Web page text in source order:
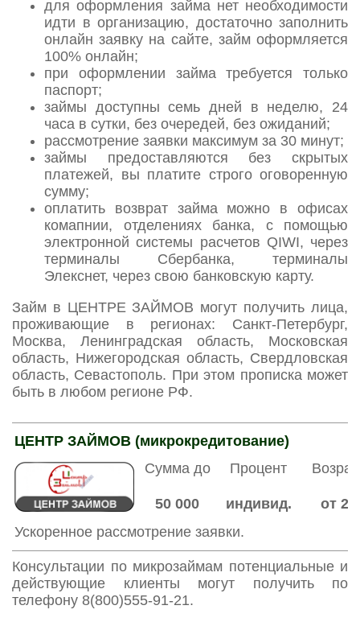
для оформления займа нет необходимости
идти в организацию, достаточно заполнить
онлайн заявку на сайте, займ оформляется
100% онлайн;
при оформлении займа требуется только
паспорт;
займы доступны семь дней в неделю, 24
часа в сутки, без очередей, без ожиданий;
рассмотрение заявки максимум за 30 минут;
займы предоставляются без скрытых
платежей, вы платите строго оговоренную
сумму;
оплатить возврат займа можно в офисах
комапнии, отделениях банка, с помощью
электронной системы расчетов QIWI, через
терминалы Сбербанка, терминалы
Элекснет, через свою банковскую карту.
Займ в ЦЕНТРЕ ЗАЙМОВ могут получить лица,
проживающие в регионах: Санкт-Петербург,
Москва, Ленинградская область, Московская
область, Нижегородская область, Свердловская
область, Севастополь. При этом прописка может
быть в любом регионе РФ.
ЦЕНТР ЗАЙМОВ (микрокредитование)
Сумма до
Процент
50 000 индивид.
от 22
Ускоренное рассмотрение заявки.
Консультации по микрозаймам потенциальные и
действующие клиенты могут получить по
телефону 8(800)555-91-21.